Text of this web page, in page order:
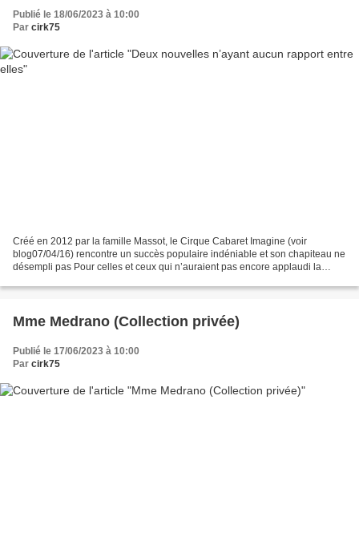
Publié le 18/06/2023 à 10:00
Par cirk75
Créé en 2012 par la famille Massot, le Cirque Cabaret Imagine (voir
blog07/04/16) rencontre un succès populaire indéniable et son chapiteau ne
désempli pas Pour celles et ceux qui n’auraient pas encore applaudi la
Mme Medrano (Collection privée)
Publié le 17/06/2023 à 10:00
Par cirk75